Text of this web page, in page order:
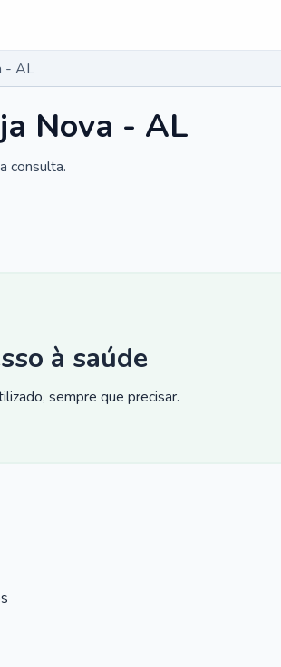
- AL
Nova - AL
consulta.
à saúde
sempre que precisar.